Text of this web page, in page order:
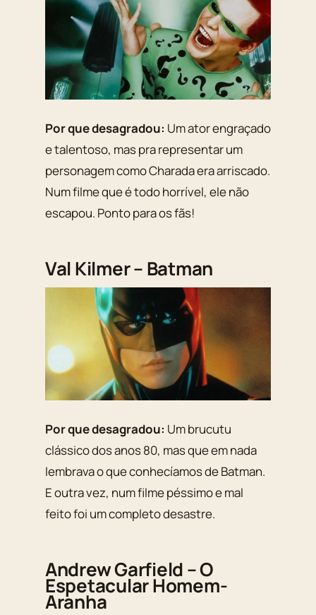
Por que desagradou: Um ator engraçado
e talentoso, mas pra representar um
personagem como Charada era arriscado.
Num filme que é todo horrível, ele não
escapou. Ponto para os fãs!
Val Kilmer – Batman
Por que desagradou: Um brucutu
clássico dos anos 80, mas que em nada
lembrava o que conhecíamos de Batman.
E outra vez, num filme péssimo e mal
feito foi um completo desastre.
Andrew Garfield – O
Espetacular Homem-
Aranha